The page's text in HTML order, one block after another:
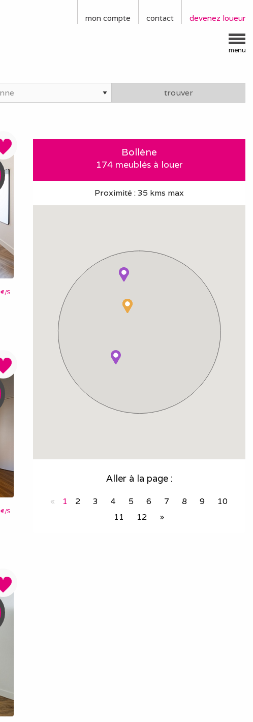
devenez loueur
contact
mon compte
menu
trouver
Bollène
174 meublés à louer
Proximité : 35 kms max
Aller à la page :
« 1 2 3 4 5 6 7 8 9
10
11
12 »
€/S
€/S